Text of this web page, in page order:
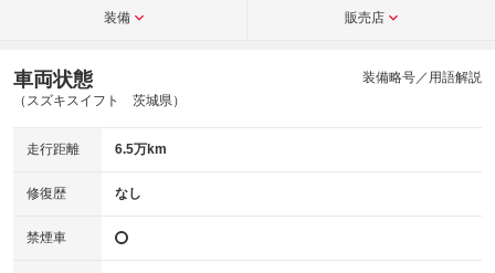
装備 販売店
車両状態
（スズキスイフト 茨城県）
装備略号／用語解説
走行距離 6.5万km
修復歴 なし
禁煙車